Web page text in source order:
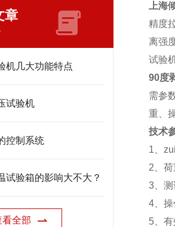
章
机几大功能特点
试验机
控制系统
试验箱的影响大不大？
看全部
上海
精度
离强
试验
90度
需参
重、
技术
1、
2、
3、
4、
5、